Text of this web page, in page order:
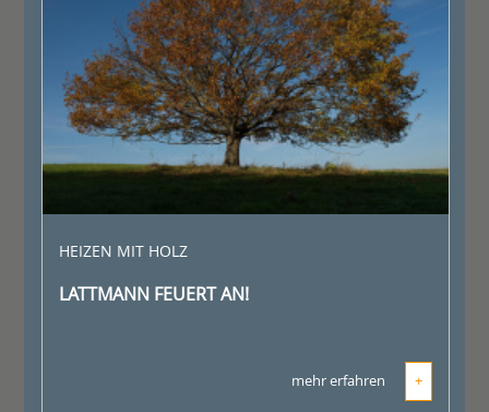
HEIZEN MIT HOLZ
LATTMANN FEUERT AN!
mehr erfahren +